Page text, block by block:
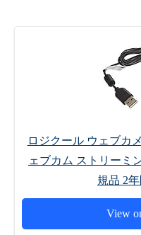
ロジクール ウェブカ
ェブカム ストリーミ
規品 2
View